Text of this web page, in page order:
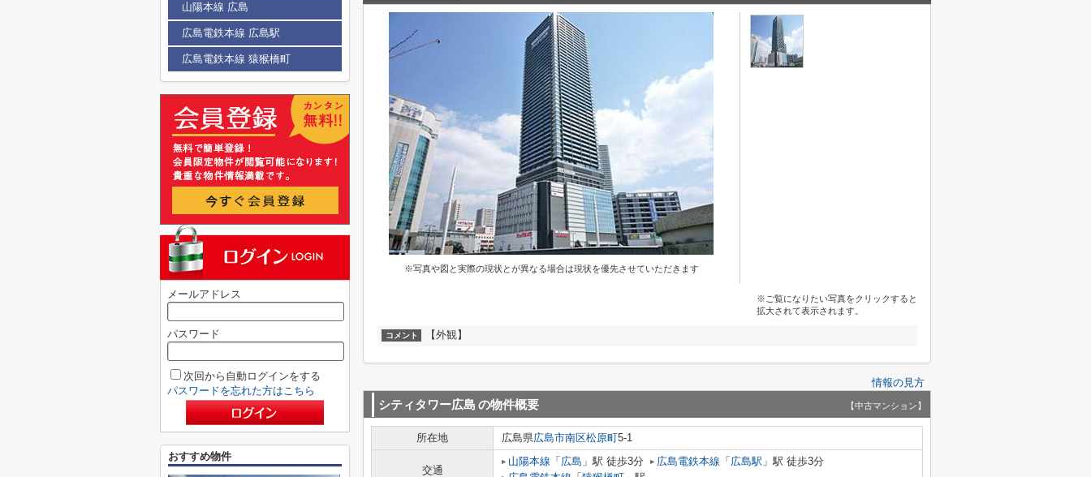
※写真や図と実際の現状とが異なる場合は現状を優先させていただきます
※ご覧になりたい写真をクリックすると
拡大されて表示されます。
コメント 【外観】
情報の見方
シティタワー広島 の物件概要 【中古マンション】
所在地 広島県広島市南区松原町5-1
交通
山陽本線 「 広島 」駅 徒歩3分 広島電鉄本線 「 広島駅 」駅 徒歩3分
山陽本線 広島
広島電鉄本線 広島駅
広島電鉄本線 猿猴橋町
メールアドレス
パスワード
次回から自動ログインをする
パスワードを忘れた方はこちら
おすすめ物件